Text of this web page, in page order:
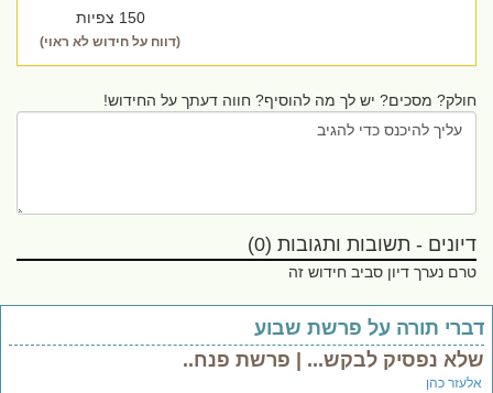
150 צפיות
(דווח על חידוש לא ראוי)
חולק? מסכים? יש לך מה להוסיף? חווה דעתך על החידוש!
דיונים - תשובות ותגובות (0)
טרם נערך דיון סביב חידוש זה
דברי תורה על פרשת שבוע
שלא נפסיק לבקש... | פרשת פנח..
אלעזר כהן